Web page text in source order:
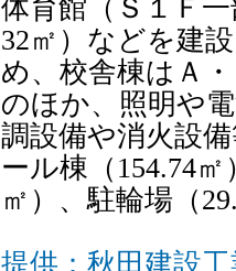
体育館（Ｓ１Ｆ
32㎡）などを建
め、校舎棟はＡ
のほか、照明や
調設備や消火設
ール棟（154.74
㎡）、駐輪場（
提供：秋田建設